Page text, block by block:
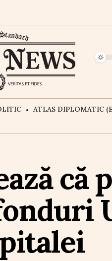
ATLAS DIPLOMATIC
că